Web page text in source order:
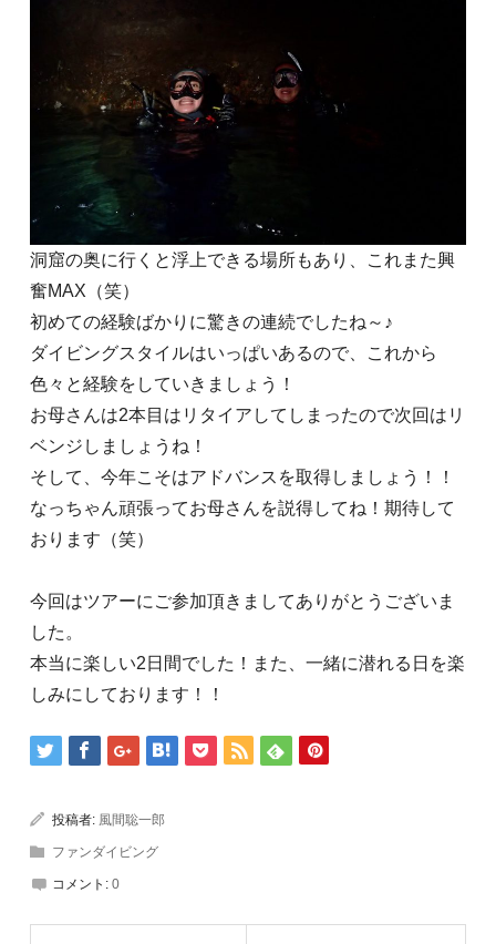
洞窟の奥に行くと浮上できる場所もあり、これまた興
奮MAX（笑）
初めての経験ばかりに驚きの連続でしたね～♪
ダイビングスタイルはいっぱいあるので、これから
色々と経験をしていきましょう！
お母さんは2本目はリタイアしてしまったので次回はリ
ベンジしましょうね！
そして、今年こそはアドバンスを取得しましょう！！
なっちゃん頑張ってお母さんを説得してね！期待して
おります（笑）
今回はツアーにご参加頂きましてありがとうございま
した。
本当に楽しい2日間でした！また、一緒に潜れる日を楽
しみにしております！！
投稿者: 風間聡一郎
ファンダイビング
コメント:0